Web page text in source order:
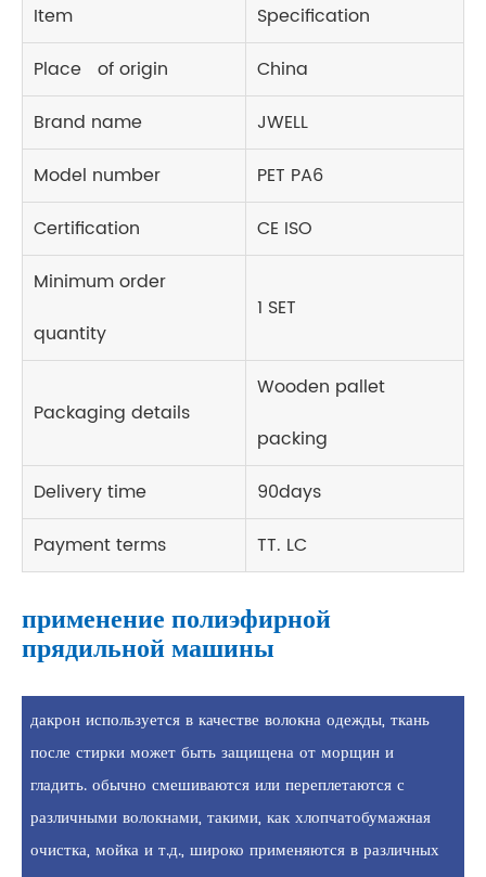
Item
Specification
Place of origin
China
Brand name
JWELL
Model number
PET PA6
Certification
CE ISO
Minimum order
quantity
1 SET
Packaging details
Wooden pallet
packing
Delivery time
90days
Payment terms
TT. LC
применение полиэфирной
прядильной машины
дакрон используется в качестве волокна одежды, ткань
после стирки может быть защищена от морщин и
гладить. обычно смешиваются или переплетаются с
различными волокнами, такими, как хлопчатобумажная
очистка, мойка и т.д., широко применяются в различных